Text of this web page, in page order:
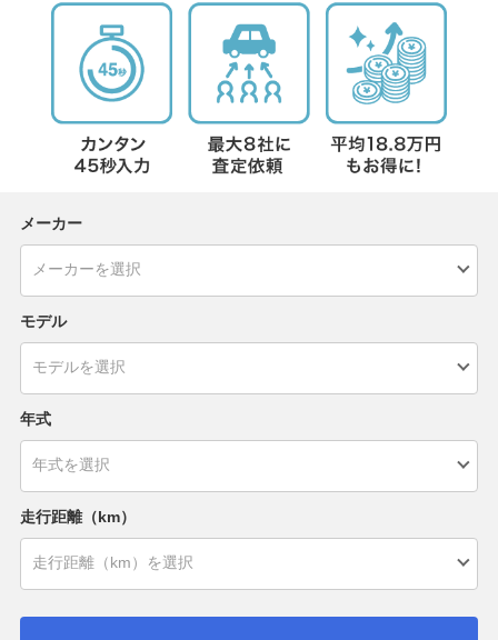
メーカー
モデル
年式
走行距離（km）